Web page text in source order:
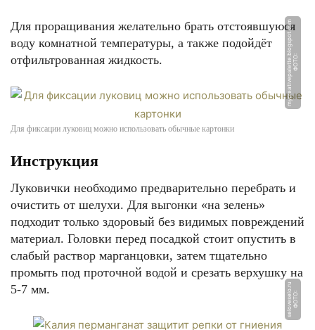
Для проращивания желательно брать отстоявшуюся
воду комнатной температуры, а также подойдёт
отфильтрованная жидкость.
Ф
О
Т
О:
m
y
c
r
e
a
ti
v
e
p
al
e
t
t
e.
bl
o
g
s
p
o
t.
c
o
m
Для фиксации луковиц можно использовать обычные картонки
Инструкция
Луковички необходимо предварительно перебрать и
очистить от шелухи. Для выгонки «на зелень»
подходит только здоровый без видимых повреждений
материал. Головки перед посадкой стоит опустить в
слабый раствор марганцовки, затем тщательно
промыть под проточной водой и срезать верхушку на
5-7 мм.
Ф
О
Т
О:
s
el
o
v
e
s
el
o.
r
u